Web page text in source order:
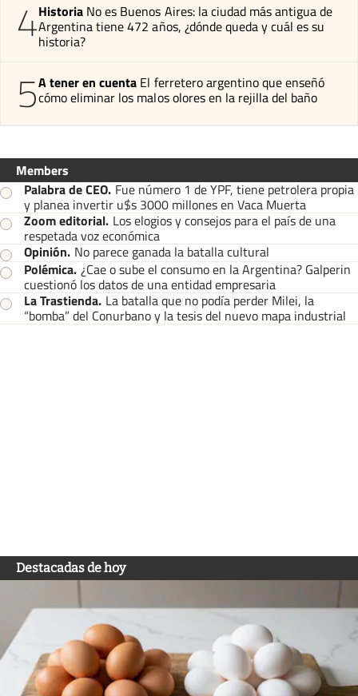
4Historia No es Buenos Aires: la ciudad más antigua de
Argentina tiene 472 años, ¿dónde queda y cuál es su
historia?
5A tener en cuenta El ferretero argentino que enseñó
cómo eliminar los malos olores en la rejilla del baño
Members
Palabra de CEO. Fue número 1 de YPF, tiene petrolera propia
y planea invertir u$s 3000 millones en Vaca Muerta
Zoom editorial. Los elogios y consejos para el país de una
respetada voz económica
Opinión. No parece ganada la batalla cultural
Polémica. ¿Cae o sube el consumo en la Argentina? Galperin
cuestionó los datos de una entidad empresaria
La Trastienda. La batalla que no podía perder Milei, la
“bomba” del Conurbano y la tesis del nuevo mapa industrial
Destacadas de hoy